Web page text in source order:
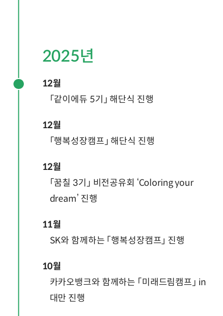
2025년
12월
「같이에듀 5기」 해단식 진행
12월
「행복성장캠프」 해단식 진행
12월
「꿈칠 3기」 비전공유회 ‘Coloring your
dream’ 진행
11월
SK와 함께하는 「행복성장캠프」 진행
10월
카카오뱅크와 함께하는 「미래드림캠프」 in
대만 진행